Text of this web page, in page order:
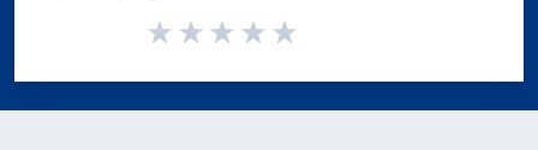
Valuta da 1 a 5 stelle la pagina